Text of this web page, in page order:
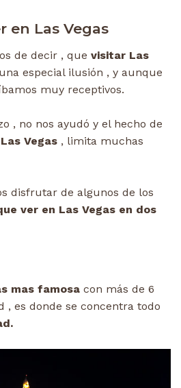
en Las Vegas
de decir , que visitar Las
especial ilusión , y aunque
muy receptivos.
, no nos ayudó y el hecho de
Vegas , limita muchas
disfrutar de algunos de los
ver en Las Vegas en dos
mas famosa con más de 6
, es donde se concentra todo